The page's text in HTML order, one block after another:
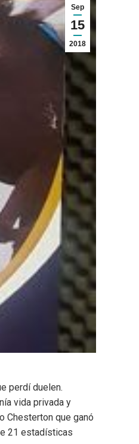
Sep
15
2018
perdí duelen.
vida privada y
Chesterton que ganó
21 estadísticas